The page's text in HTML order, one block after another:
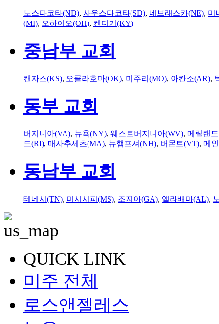
노스다코타(ND), 사우스다코타(SD), 네브래스카(NE), 미
(MI), 오하이오(OH), 켄터키(KY)
중남부 교회
캔자스(KS), 오클라호마(OK), 미주리(MO), 아칸소(AR),
동부 교회
버지니아(VA), 뉴욕(NY), 웨스트버지니아(WV), 메릴랜
드(RI), 매사추세츠(MA), 뉴햄프셔(NH), 버몬트(VT), 메
동남부 교회
테네시(TN), 미시시피(MS), 조지아(GA), 앨라배마(AL),
QUICK LINK
미주 전체
로스앤젤레스